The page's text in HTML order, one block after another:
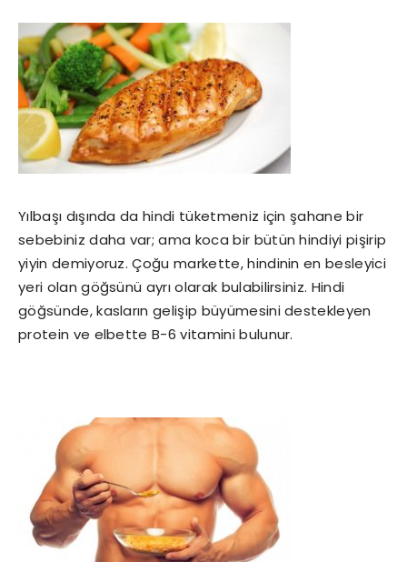
Yılbaşı dışında da hindi tüketmeniz için şahane bir
sebebiniz daha var; ama koca bir bütün hindiyi pişirip
yiyin demiyoruz. Çoğu markette, hindinin en besleyici
yeri olan göğsünü ayrı olarak bulabilirsiniz. Hindi
göğsünde, kasların gelişip büyümesini destekleyen
protein ve elbette B-6 vitamini bulunur.